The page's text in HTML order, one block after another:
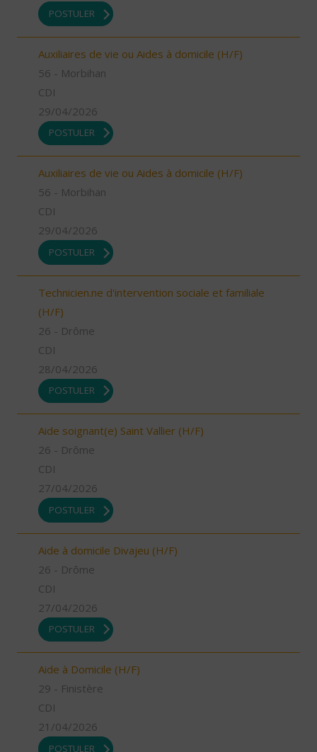
POSTULER
Auxiliaires de vie ou Aides à domicile (H/F)
56 - Morbihan
CDI
29/04/2026
POSTULER
Auxiliaires de vie ou Aides à domicile (H/F)
56 - Morbihan
CDI
29/04/2026
POSTULER
Technicien.ne d'intervention sociale et familiale
(H/F)
26 - Drôme
CDI
28/04/2026
POSTULER
Aide soignant(e) Saint Vallier (H/F)
26 - Drôme
CDI
27/04/2026
POSTULER
Aide à domicile Divajeu (H/F)
26 - Drôme
CDI
27/04/2026
POSTULER
Aide à Domicile (H/F)
29 - Finistère
CDI
21/04/2026
POSTULER